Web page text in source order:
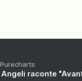
Angeli raconte